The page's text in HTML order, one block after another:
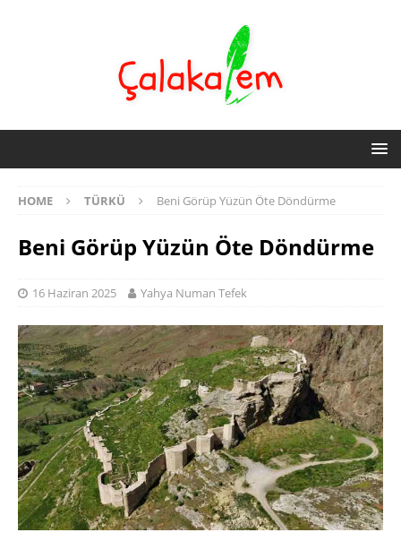
HOME TÜRKÜ Beni Görüp Yüzün Öte Döndürme
Beni Görüp Yüzün Öte Döndürme
16 Haziran 2025 Yahya Numan Tefek